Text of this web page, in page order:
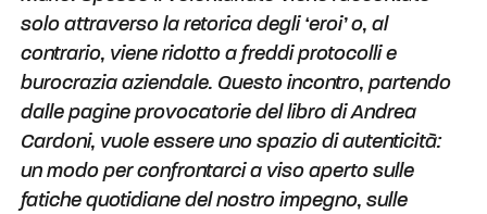
solo attraverso la retorica degli ‘eroi’ o, al
contrario, viene ridotto a freddi protocolli e
burocrazia aziendale. Questo incontro, partendo
dalle pagine provocatorie del libro di Andrea
Cardoni, vuole essere uno spazio di autenticità:
un modo per confrontarci a viso aperto sulle
fatiche quotidiane del nostro impegno, sulle